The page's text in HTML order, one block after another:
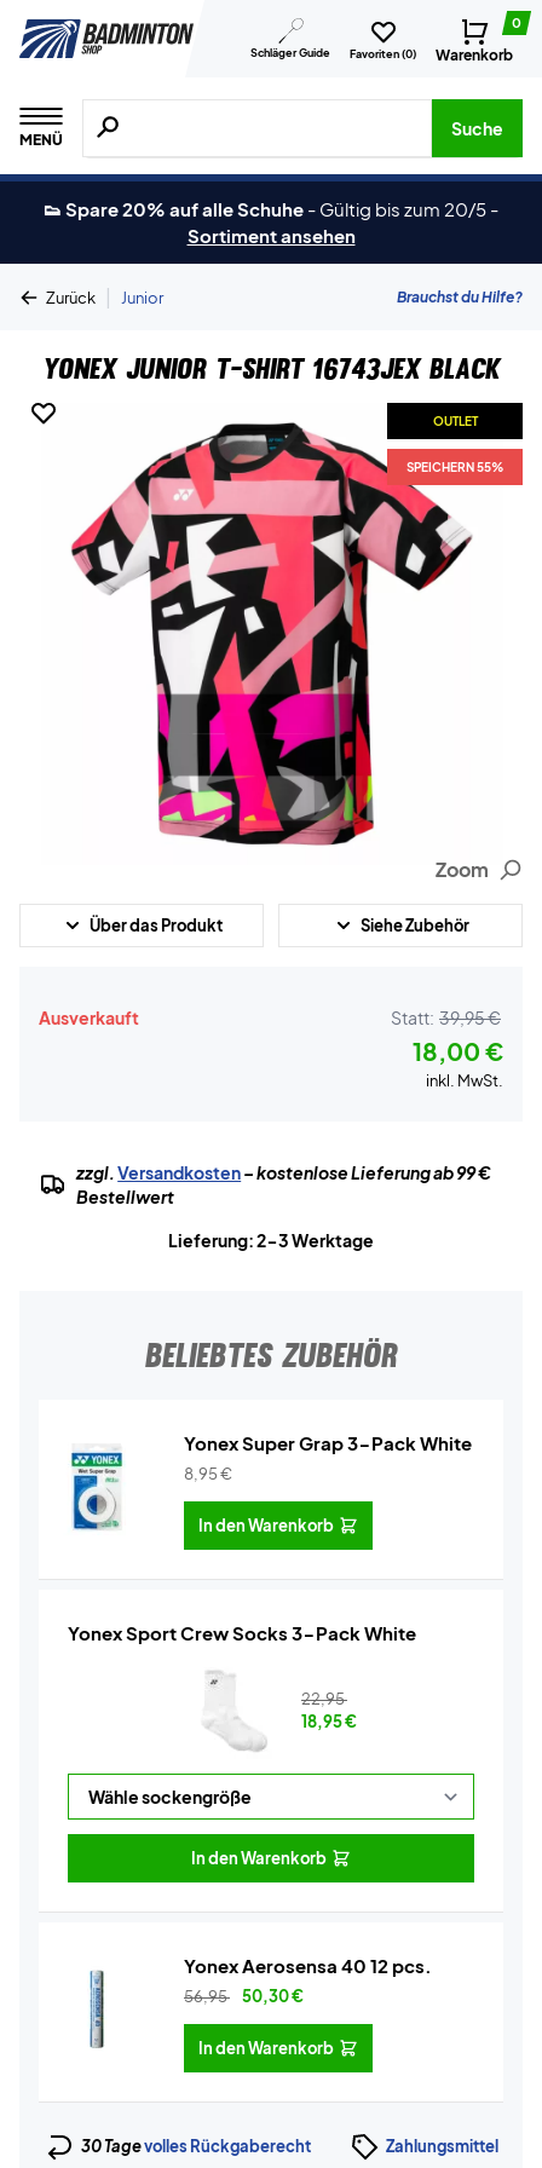
Schläger Guide Favoriten (0)
0
Warenkorb
MENÜ
Suche nach Produkten, Marken usw.
Suche
👟 Spare 20% auf alle Schuhe - Gültig bis zum 20/5 -
Sortiment ansehen
Zurück | Junior Brauchst du Hilfe?
Yonex Junior T-shirt 16743JEX Black
OUTLET
SPEICHERN 55%
Zoom
Über das Produkt Siehe Zubehör
Ausverkauft Statt: 39,95 €
18,00 €
inkl. MwSt.
zzgl.Versandkosten– kostenlose Lieferung ab 99 €
Bestellwert
Lieferung: 2-3 Werktage
BELIEBTES ZUBEHÖR
Yonex Super Grap 3-Pack White
8,95€
In den Warenkorb
Yonex Sport Crew Socks 3-Pack White
22,95
18,95€
In den Warenkorb
Yonex Aerosensa 40 12 pcs.
56,95 50,30€
In den Warenkorb
30 Tagevolles Rückgaberecht Zahlungsmittel